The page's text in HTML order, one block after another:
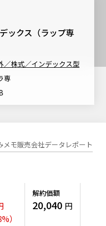
無について
入・換金手数料なしシ
ックス（ラップ専
／株式／インデックス型
専
メモ販売会社データ レポート
%）
解約価額
20,040 円